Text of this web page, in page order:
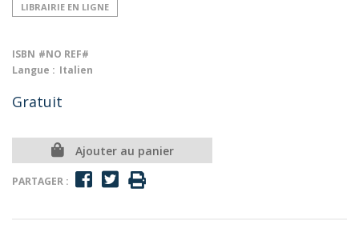
LIBRAIRIE EN LIGNE
ISBN #NO REF#
Langue : Italien
Gratuit
Ajouter au panier
PARTAGER :